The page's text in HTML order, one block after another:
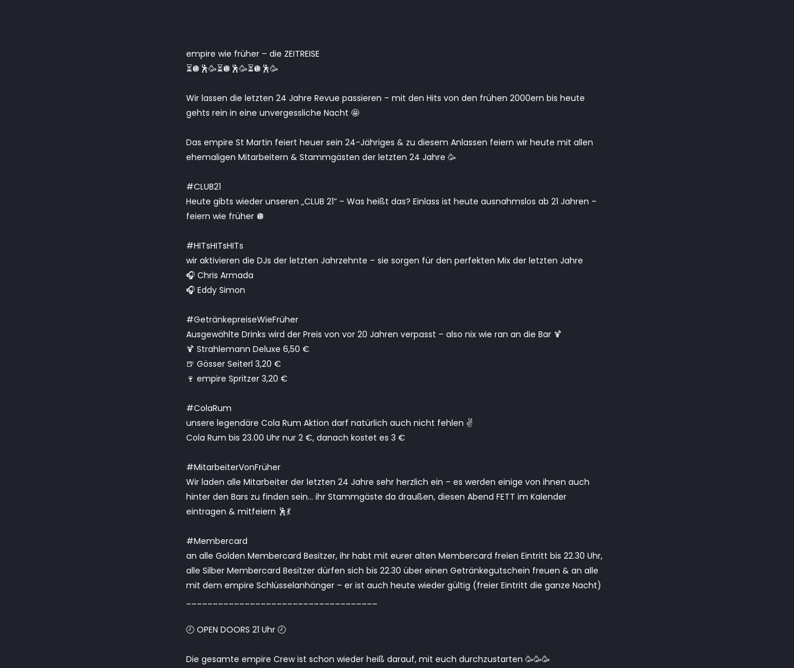
empire wie früher – die ZEITREISE
⏳🪩🕺🥳⏳🪩🕺🥳⏳🪩🕺🥳
Wir lassen die letzten 24 Jahre Revue passieren – mit den Hits von den frühen 2000ern bis heute
gehts rein in eine unvergessliche Nacht 🤩
Das empire St Martin feiert heuer sein 24-Jähriges & zu diesem Anlassen feiern wir heute mit allen
ehemaligen Mitarbeitern & Stammgästen der letzten 24 Jahre 🥳
#CLUB21
Heute gibts wieder unseren „CLUB 21“ – Was heißt das? Einlass ist heute ausnahmslos ab 21 Jahren –
feiern wie früher 🪩
#HITsHITsHITs
wir aktivieren die DJs der letzten Jahrzehnte – sie sorgen für den perfekten Mix der letzten Jahre
🎧 Chris Armada
🎧 Eddy Simon
#GetränkepreiseWieFrüher
Ausgewählte Drinks wird der Preis von vor 20 Jahren verpasst – also nix wie ran an die Bar 🍹
🍹 Strahlemann Deluxe 6,50 €
🍺 Gösser Seiterl 3,20 €
🍷 empire Spritzer 3,20 €
#ColaRum
unsere legendäre Cola Rum Aktion darf natürlich auch nicht fehlen ✌️
Cola Rum bis 23.00 Uhr nur 2 €, danach kostet es 3 €
#MitarbeiterVonFrüher
Wir laden alle Mitarbeiter der letzten 24 Jahre sehr herzlich ein – es werden einige von ihnen auch
hinter den Bars zu finden sein… ihr Stammgäste da draußen, diesen Abend FETT im Kalender
eintragen & mitfeiern 🕺💃
#Membercard
an alle Golden Membercard Besitzer, ihr habt mit eurer alten Membercard freien Eintritt bis 22.30 Uhr,
alle Silber Membercard Besitzer dürfen sich bis 22.30 über einen Getränkegutschein freuen & an alle
mit dem empire Schlüsselanhänger – er ist auch heute wieder gültig (freier Eintritt die ganze Nacht)
🕗 OPEN DOORS 21 Uhr 🕗
Die gesamte empire Crew ist schon wieder heiß darauf, mit euch durchzustarten 🥳🥳🥳